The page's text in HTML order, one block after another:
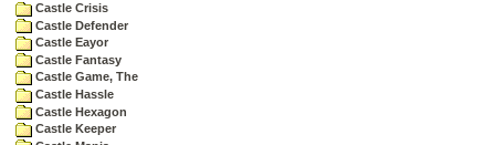
Castle Crisis
Castle Defender
Castle Eayor
Castle Fantasy
Castle Game, The
Castle Hassle
Castle Hexagon
Castle Keeper